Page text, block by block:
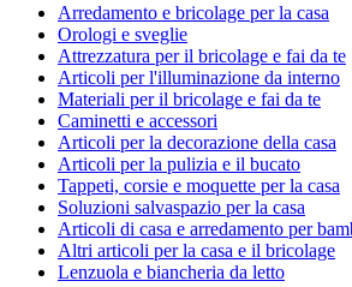
Arredamento e bricolage per la casa
Orologi e sveglie
Attrezzatura per il bricolage e fai da te
Articoli per l'illuminazione da interno
Materiali per il bricolage e fai da te
Caminetti e accessori
Articoli per la decorazione della casa
Articoli per la pulizia e il bucato
Tappeti, corsie e moquette per la casa
Soluzioni salvaspazio per la casa
Articoli di casa e arredamento per
Altri articoli per la casa e il bricolage
Lenzuola e biancheria da letto